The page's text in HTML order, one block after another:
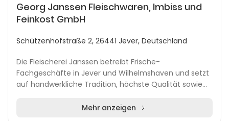
Georg Janssen Fleischwaren, Imbiss und
Feinkost GmbH
Schützenhofstraße 2, 26441 Jever, Deutschland
Die Fleischerei Janssen betreibt Frische-
Fachgeschäfte in Jever und Wilhelmshaven und setzt
auf handwerkliche Tradition, höchste Qualität sowie
Mehr anzeigen